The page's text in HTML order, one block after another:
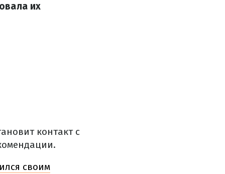
их
контакт с
своим